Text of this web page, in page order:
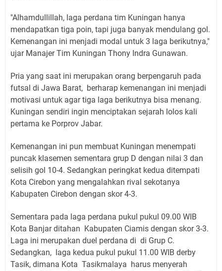
"Alhamdullillah, laga perdana tim Kuningan hanya
mendapatkan tiga poin, tapi juga banyak mendulang gol.
Kemenangan ini menjadi modal untuk 3 laga berikutnya,"
ujar Manajer Tim Kuningan Thony Indra Gunawan.
Pria yang saat ini merupakan orang berpengaruh pada
futsal di Jawa Barat, berharap kemenangan ini menjadi
motivasi untuk agar tiga laga berikutnya bisa menang.
Kuningan sendiri ingin menciptakan sejarah lolos kali
pertama ke Porprov Jabar.
Kemenangan ini pun membuat Kuningan menempati
puncak klasemen sementara grup D dengan nilai 3 dan
selisih gol 10-4. Sedangkan peringkat kedua ditempati
Kota Cirebon yang mengalahkan rival sekotanya
Kabupaten Cirebon dengan skor 4-3.
Sementara pada laga perdana pukul pukul 09.00 WIB
Kota Banjar ditahan Kabupaten Ciamis dengan skor 3-3.
Laga ini merupakan duel perdana di di Grup C.
Sedangkan, laga kedua pukul pukul 11.00 WIB derby
Tasik, dimana Kota Tasikmalaya harus menyerah